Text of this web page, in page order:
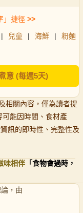
」捷徑 >>
| 兒童 | 海鮮 |
粉麵
意 (每週5天)
相關內容，僅為讀者提
能因時間、食材產
訊的即時性、完整性及
味相伴 「食物會過時，
，由